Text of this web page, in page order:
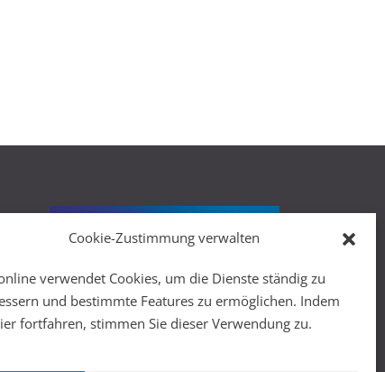
Cookie-Zustimmung verwalten
verwendet Cookies, um die Dienste ständig zu
und bestimmte Features zu ermöglichen. Indem
fortfahren, stimmen Sie dieser Verwendung zu.